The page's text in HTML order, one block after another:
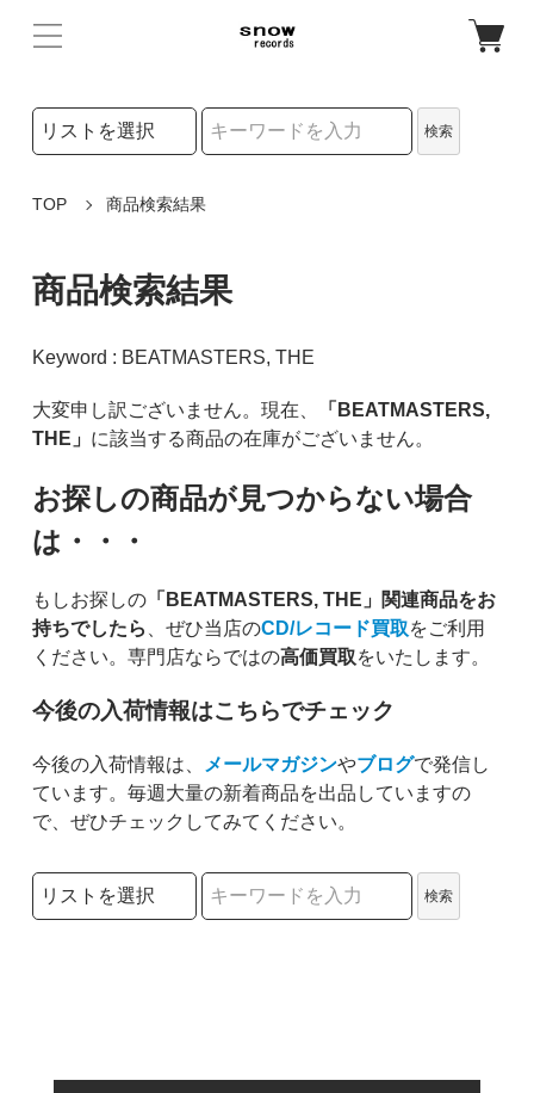
検索リストの選択
検索
TOP 商品検索結果
商品検索結果
Keyword : BEATMASTERS, THE
大変申し訳ございません。現在、
「BEATMASTERS,
THE」 に該当する商品の在庫がございません。
お探しの商品が見つからない場合
は・・・
もしお探しの「BEATMASTERS, THE」関連商品をお
持ちでしたら 、ぜひ当店のCD/レコード買取をご利用
ください。専門店ならではの高価買取をいたします。
今後の入荷情報はこちらでチェック
今後の入荷情報は、 メールマガジンやブログで発信し
ています。毎週大量の新着商品を出品していますの
で、ぜひチェックしてみてください。
検索リストの選択
検索